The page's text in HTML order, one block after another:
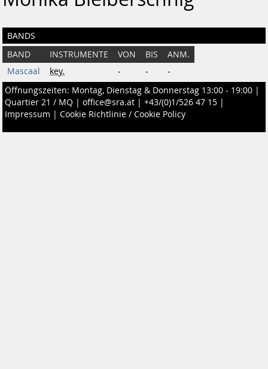
BANDS
BAND INSTRUMENTE VON BIS
ANM.
Mascaal
key. - -
-
Öffnungszeiten: Montag, Dienstag & Donnerstag 13:00 - 19:00 |
Quartier 21 / MQ | office@sra.at | +43/(0)1/526 47 15 |
Impressum | Cookie Richtlinie / Cookie Policy